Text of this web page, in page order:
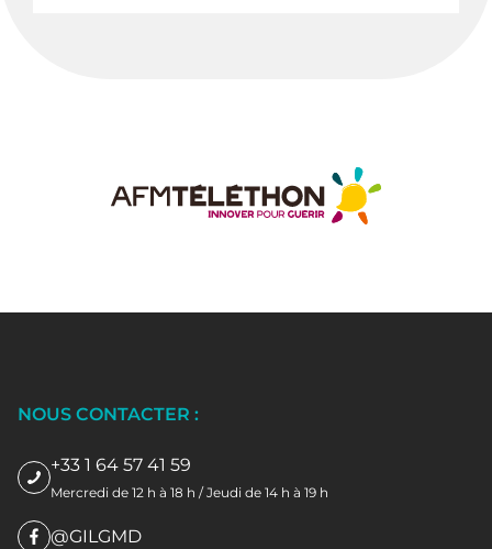
NOUS CONTACTER :
+33 1 64 57 41 59
Mercredi de 12 h à 18 h / Jeudi de 14 h à 19 h
@GILGMD